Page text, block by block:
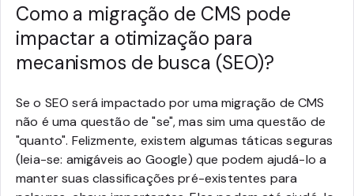
Como a migração de CMS pode
impactar a otimização para
mecanismos de busca (SEO)?
Se o SEO será impactado por uma migração de CMS
não é uma questão de "se", mas sim uma questão de
"quanto". Felizmente, existem algumas táticas seguras
(leia-se: amigáveis ao Google) que podem ajudá-lo a
manter suas classificações pré-existentes para